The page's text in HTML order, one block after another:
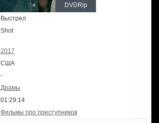
DVDRip
Выстрел
Shot
2017
США
-
Драмы
01:29:14
Фильмы про преступников